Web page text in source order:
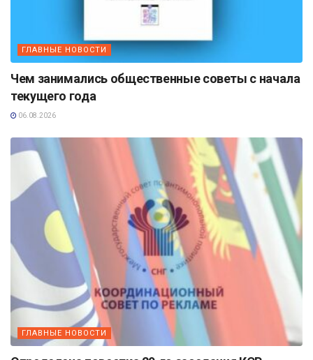
ГЛАВНЫЕ НОВОСТИ
Чем занимались общественные советы с начала
текущего года
06.08.2026
ГЛАВНЫЕ НОВОСТИ